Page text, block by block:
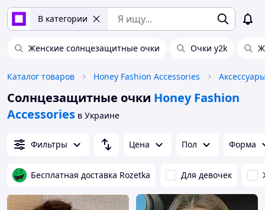
В категории
Женские солнцезащитные очки Очки y2k
Каталог товаров Honey Fashion Accessories
Солнцезащитные очки Honey Fashion
Accessories в Украине
Фильтры Цена Пол Форма
Бесплатная доставка Rozetka Для девочек